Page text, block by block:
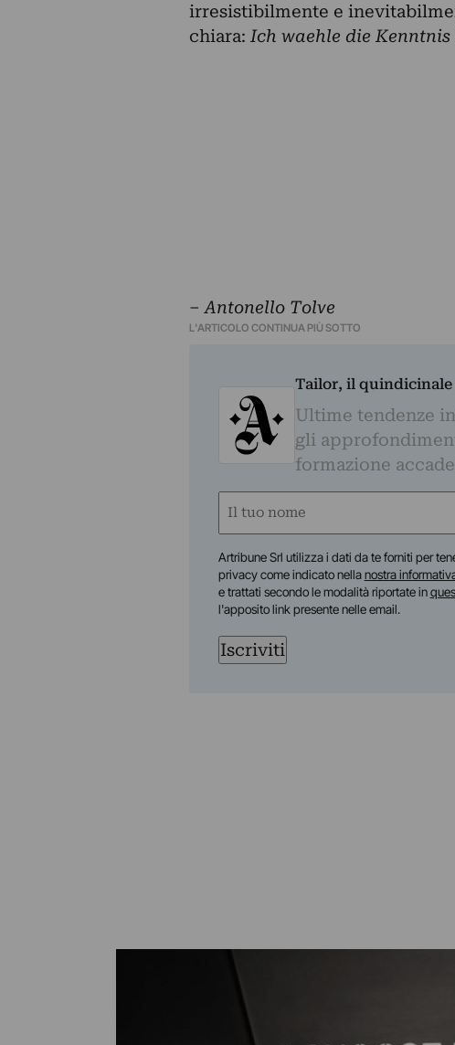
irresistibilmente e
chiara: Ich waehle die Kenntnis
‒Antonello Tolve
L'ARTICOLO CONTINUA PIÙ SOTTO
Tailor, il quindicinale
Ultime tendenze
gli
formazione
Nome
Artribune Srl utilizza i dati da te forniti per
privacy come indicato nellanostra
e trattati secondo le modalità riportate in
l'apposito link presente nelle email.
Iscriviti